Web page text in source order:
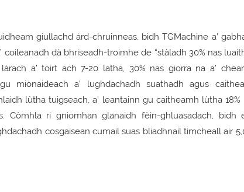
giullachd àrd-chruinneas, bidh TGMachine a’
dà bhriseadh-troimhe de “stàladh 30% nas
a’ toirt ach 7-20 latha, 30% nas giorra na a’
mionaideach a’ lughdachadh suathadh agus
lùtha tuigseach, a’ leantainn gu caitheamh lùtha 18%
Còmhla ri gnìomhan glanaidh fèin-ghluasadach, bidh
cosgaisean cumail suas bliadhnail timcheall air